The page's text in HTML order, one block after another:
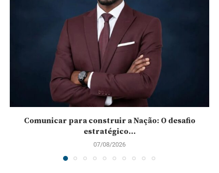
Comunicar para construir a Nação: O desafio
estratégico...
07/08/2026